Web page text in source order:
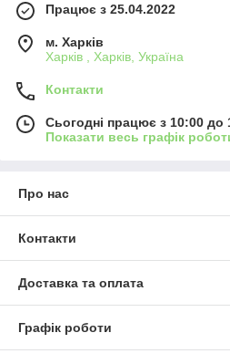
Працює з 25.04.2022
м. Харків
Харків , Харків, Україна
Контакти
Сьогодні працює з 10:00 до
Показати весь графік
Про нас
Контакти
Доставка та оплата
Графік роботи